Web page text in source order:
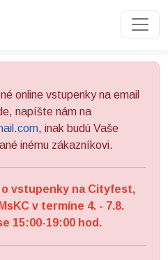
online vstupenky na email
napíšte nám na
, inak budú Vaše
inému zákazníkovi.
o vstupenky na Cityfest,
v termíne 4. - 7.8.
15:00-19:00 hod.